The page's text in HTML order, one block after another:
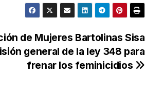
de Mujeres Bartolinas Sisa
general de la ley 348 para
frenar los feminicidios